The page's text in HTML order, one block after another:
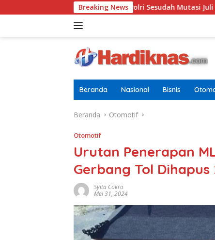
ke
Breaking News
Di Pusdokkes Polri Sesudah Mutasi Juli 2026 AS-
Beranda Nasional Bisnis
Beranda Otomotif
Otomotif
Urutan Penerapan
Gerbang Tol Dihapus
Syita Cokro
Mei 31, 2024